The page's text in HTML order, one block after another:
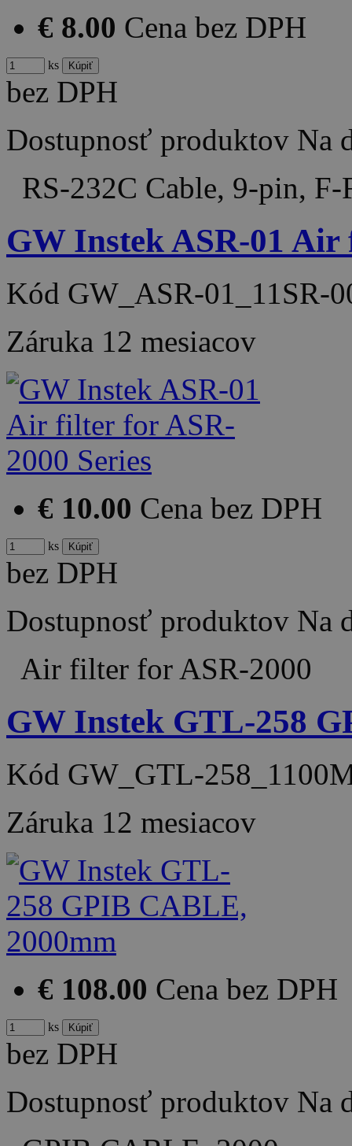
€ 8.00 Cena bez DPH
ks
bez DPH
Dostupnosť produktov Na
RS-232C Cable, 9-pin,
GW Instek ASR-01 Air
Kód GW_ASR-01_11SR-
Záruka 12 mesiacov
€ 10.00 Cena bez DPH
ks
bez DPH
Dostupnosť produktov Na
Air filter for ASR-2000
GW Instek GTL-258
Kód GW_GTL-
Záruka 12 mesiacov
€ 108.00 Cena bez DPH
ks
bez DPH
Dostupnosť produktov Na